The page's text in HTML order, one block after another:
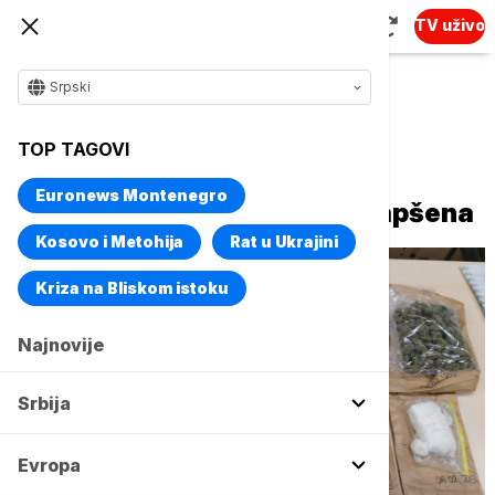
TV uživo
Srpski
TOP TAGOVI
Euronews Montenegro
Kosovo i Metohija Rat u Ukrajini
Kriza na Bliskom istoku
Najnovije
Srbija
Evropa
Marihuana, kokain i heroin
zaplenjeni u Nišu, trojica uhapšena